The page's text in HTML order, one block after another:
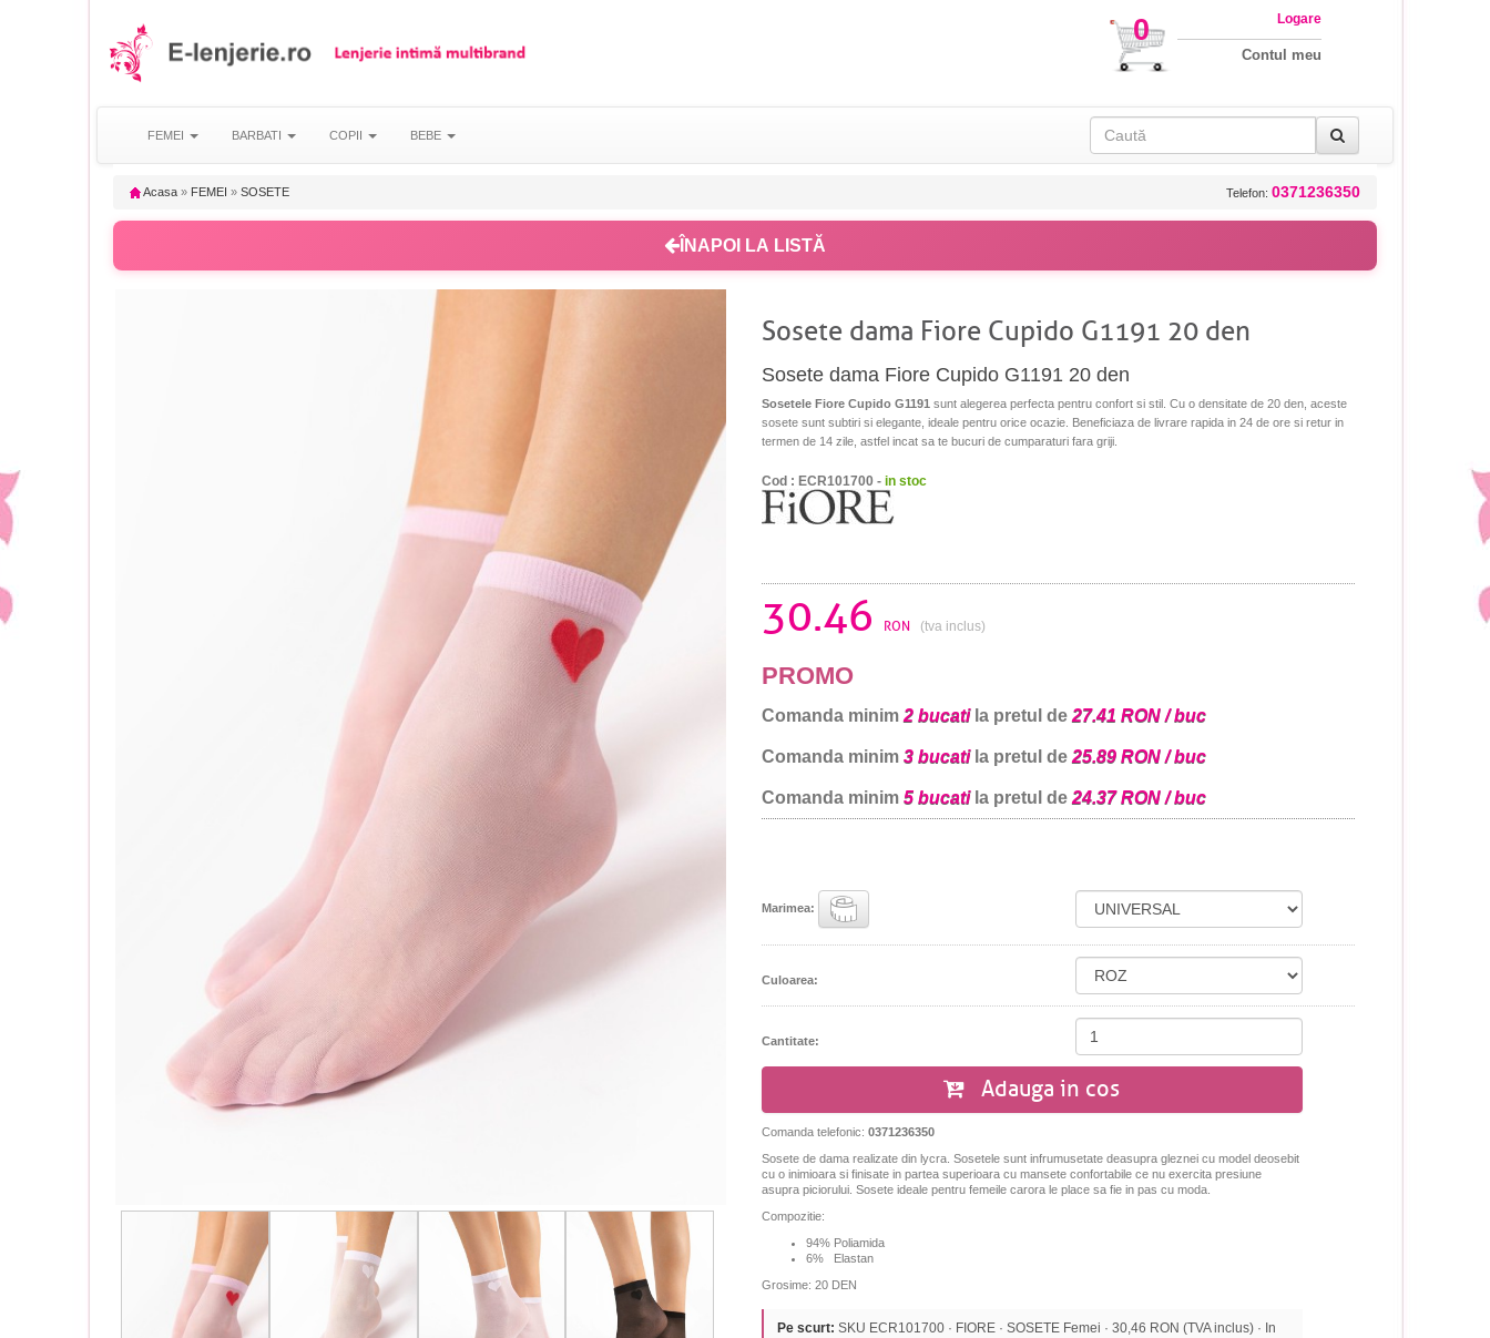
0 Logare
Contul meu
FEMEI BARBATI COPII BEBE
Acasa » FEMEI » SOSETE Telefon: 0371236350
ÎNAPOI LA LISTĂ
Sosete dama Fiore Cupido G1191 20 den
Sosete dama Fiore Cupido G1191 20 den
Sosetele Fiore Cupido G1191 sunt alegerea perfecta pentru confort si stil. Cu o densitate de 20 den, aceste
sosete sunt subtiri si elegante, ideale pentru orice ocazie. Beneficiaza de livrare rapida in 24 de ore si retur in
termen de 14 zile, astfel incat sa te bucuri de cumparaturi fara griji.
Cod : ECR101700 - in stoc
30.46 RON (tva inclus)
PROMO
Comanda minim 2 bucatila pretul de 27.41 RON / buc
Comanda minim 3 bucatila pretul de 25.89 RON / buc
Comanda minim 5 bucatila pretul de 24.37 RON / buc
Marimea:
Culoarea:
Cantitate:
Adauga in cos
Comanda telefonic: 0371236350
Sosete de dama realizate din lycra. Sosetele sunt infrumusetate deasupra gleznei cu model deosebit
cu o inimioara si finisate in partea superioara cu mansete confortabile ce nu exercita presiune
asupra piciorului . Sosete ideale pentru femeile carora le place sa fie in pas cu moda.
Compozitie:
94% Poliamida
6% Elastan
Grosime: 20 DEN
Pe scurt: SKU ECR101700 · FIORE · SOSETE Femei · 30,46 RON (TVA inclus) · In